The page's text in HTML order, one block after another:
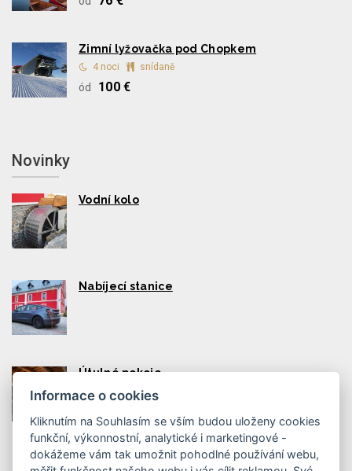
Zimní lyžovačka pod Chopkem
4 noci snídaně
ód 100 €
Novinky
Vodní kolo
Nabíjecí stanice
Útulné pokoje
Informace o cookies
Kliknutím na Souhlasím se vším budou uloženy cookies
funkční, výkonnostní, analytické i marketingové -
dokážeme vám tak umožnit pohodlné používání webu,